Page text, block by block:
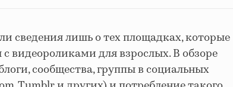
сведения лишь о тех площадках, которые
видеороликами для взрослых. В обзоре
сообщества, группы в социальных